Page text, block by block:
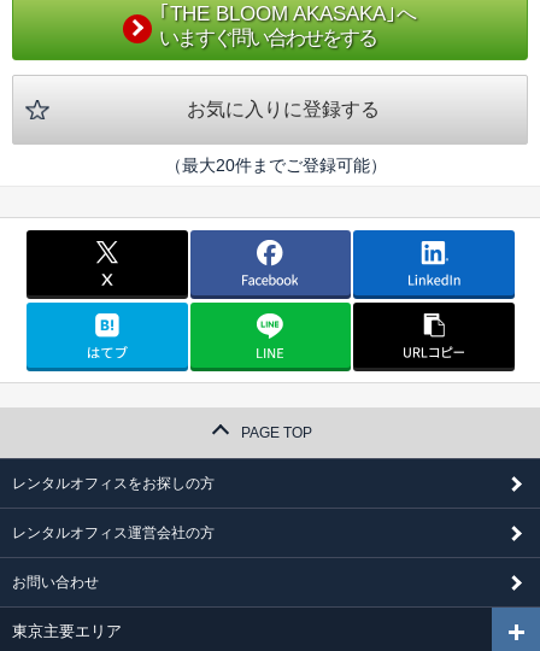
｢THE BLOOM AKASAKA｣へ
いますぐ問い合わせをする
お気に入りに登録する
（最大20件までご登録可能）
PAGE TOP
レンタルオフィスをお探しの方
レンタルオフィス運営会社の方
お問い合わせ
東京主要エリア